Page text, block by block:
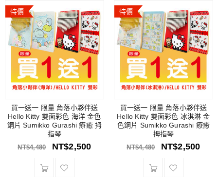
特價
買一送一 限量 角落小夥伴送
Hello Kitty 雙面彩色 海洋 金色
鋼片 Sumikko Gurashi 療癒 拇
指琴
NT$4,480 NT$2,500
特價
買一送一 限量 角落小夥伴送
Hello Kitty 雙面彩色 冰淇淋 金
色鋼片 Sumikko Gurashi 療癒
拇指琴
NT$4,480 NT$2,500